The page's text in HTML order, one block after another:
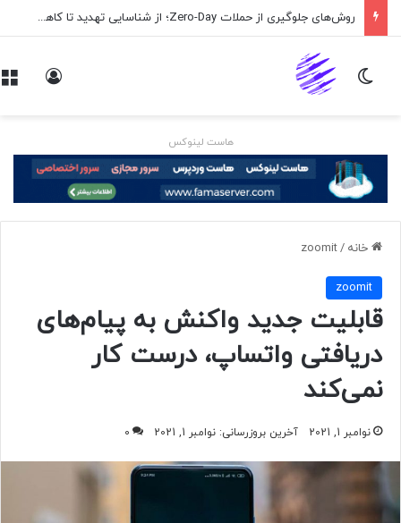
روش‌های جلوگیری از حملات Zero-Day؛ از شناسایی تهدید تا کاهش ریسک
تغییر پوسته
هاست لینوکس
خانه /
zoomit
zoomit
قابلیت جدید واکنش به پیام‌های
دریافتی واتساپ، درست کار
نمی‌کند
نوامبر 1, 2021 آخرین بروزرسانی: نوامبر 1, 2021 0